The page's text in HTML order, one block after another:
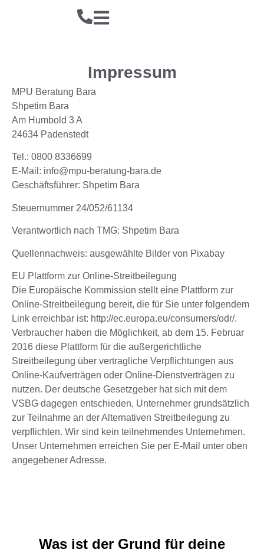
Impressum
MPU Beratung Bara
Shpetim Bara
Am Humbold 3 A
24634 Padenstedt
Tel.: 0800 8336699
E-Mail: info@mpu-beratung-bara.de
Geschäftsführer: Shpetim Bara
Steuernummer 24/052/61134
Verantwortlich nach TMG: Shpetim Bara
Quellennachweis: ausgewählte Bilder von Pixabay
EU Plattform zur Online-Streitbeilegung
Die Europäische Kommission stellt eine Plattform zur
Online-Streitbeilegung bereit, die für Sie unter folgendem
Link erreichbar ist: http://ec.europa.eu/consumers/odr/.
Verbraucher haben die Möglichkeit, ab dem 15. Februar
2016 diese Plattform für die außergerichtliche
Streitbeilegung über vertragliche Verpflichtungen aus
Online-Kaufverträgen oder Online-Dienstverträgen zu
nutzen. Der deutsche Gesetzgeber hat sich mit dem
VSBG dagegen entschieden, Unternehmer grundsätzlich
zur Teilnahme an der Alternativen Streitbeilegung zu
verpflichten. Wir sind kein teilnehmendes Unternehmen.
Unser Unternehmen erreichen Sie per E-Mail unter oben
angegebener Adresse.
Was ist der Grund für deine